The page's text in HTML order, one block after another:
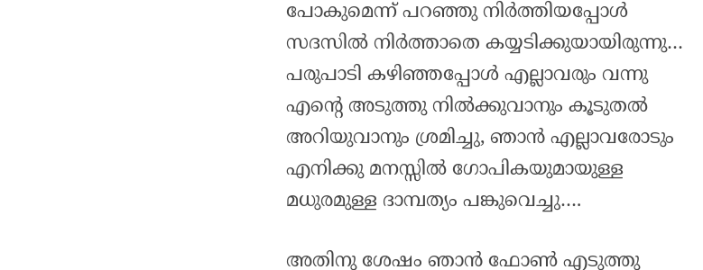
പോകുമെന്ന് പറഞ്ഞു നിർത്തിയപ്പോൾ
സദസിൽ നിർത്താതെ കയ്യടിക്കുയായിരുന്നു…
പരുപാടി കഴിഞ്ഞപ്പോൾ എല്ലാവരും വന്നു
എന്റെ അടുത്തു നിൽക്കുവാനും കൂടുതൽ
അറിയുവാനും ശ്രമിച്ചു, ഞാൻ എല്ലാവരോടും
എനിക്കു മനസ്സിൽ ഗോപികയുമായുള്ള
മധുരമുള്ള ദാമ്പത്യം പങ്കുവെച്ചു….
അതിനു ശേഷം ഞാൻ ഫോൺ എടുത്തു